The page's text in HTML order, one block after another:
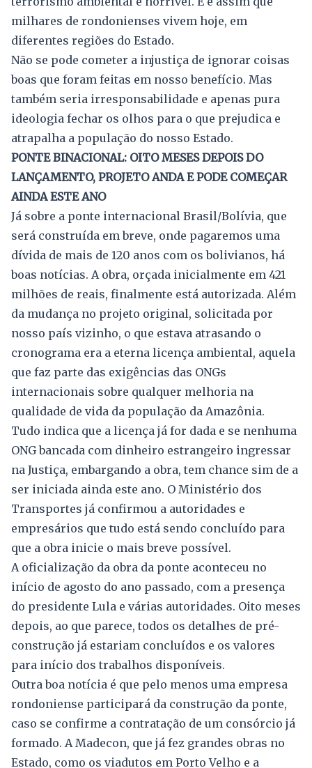
milhares de rondonienses vivem hoje, em
diferentes regiões do Estado.
Não se pode cometer a injustiça de ignorar coisas
boas que foram feitas em nosso benefício. Mas
também seria irresponsabilidade e apenas pura
ideologia fechar os olhos para o que prejudica e
atrapalha a população do nosso Estado.
PONTE BINACIONAL: OITO MESES DEPOIS DO
LANÇAMENTO, PROJETO ANDA E PODE COMEÇAR
AINDA ESTE ANO
Já sobre a ponte internacional Brasil/Bolívia, que
será construída em breve, onde pagaremos uma
dívida de mais de 120 anos com os bolivianos, há
boas notícias. A obra, orçada inicialmente em 421
milhões de reais, finalmente está autorizada. Além
da mudança no projeto original, solicitada por
nosso país vizinho, o que estava atrasando o
cronograma era a eterna licença ambiental, aquela
que faz parte das exigências das ONGs
internacionais sobre qualquer melhoria na
qualidade de vida da população da Amazônia.
Tudo indica que a licença já for dada e se nenhuma
ONG bancada com dinheiro estrangeiro ingressar
na Justiça, embargando a obra, tem chance sim de a
ser iniciada ainda este ano. O Ministério dos
Transportes já confirmou a autoridades e
empresários que tudo está sendo concluído para
que a obra inicie o mais breve possível.
A oficialização da obra da ponte aconteceu no
início de agosto do ano passado, com a presença
do presidente Lula e várias autoridades. Oito meses
depois, ao que parece, todos os detalhes de pré-
construção já estariam concluídos e os valores
para início dos trabalhos disponíveis.
Outra boa notícia é que pelo menos uma empresa
rondoniense participará da construção da ponte,
caso se confirme a contratação de um consórcio já
formado. A Madecon, que já fez grandes obras no
Estado, como os viadutos em Porto Velho e a